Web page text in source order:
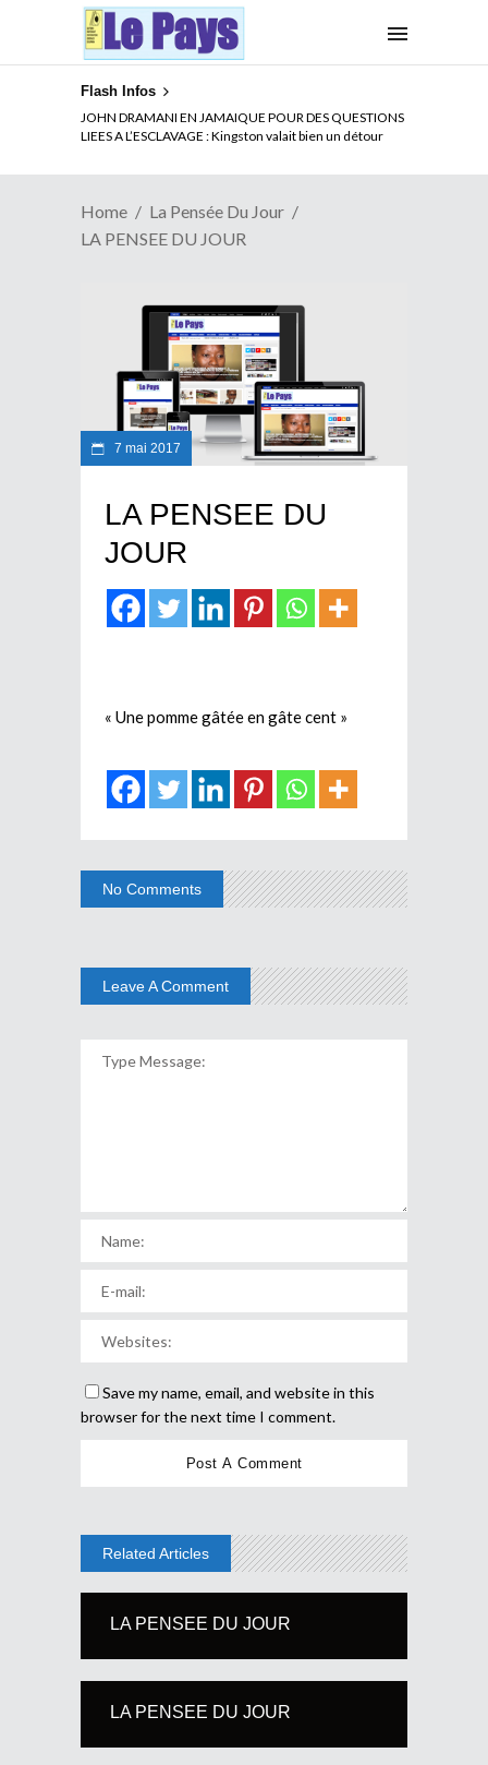
Flash Infos
JOHN DRAMANI EN JAMAIQUE POUR DES QUESTIONS
LIEES A L’ESCLAVAGE : Kingston valait bien un détour
Home
La Pensée Du Jour
LA PENSEE DU JOUR
7 mai 2017
LA PENSEE DU
JOUR
« Une pomme gâtée en gâte cent »
No Comments
Leave A Comment
Save my name, email, and website in this
browser for the next time I comment.
Related Articles
LA PENSEE DU JOUR
LA PENSEE DU JOUR